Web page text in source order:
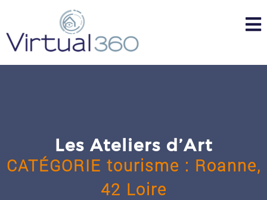
content
Les Ateliers d’Art
CATÉGORIE tourisme : Roanne,
42 Loire